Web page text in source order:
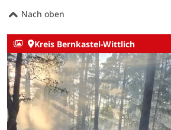
Nach oben
Kreis Bernkastel-Wittlich